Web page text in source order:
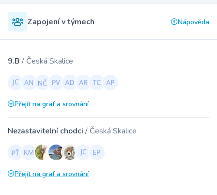
Zapojení v týmech Nápověda
9.B / Česká Skalice
Přejít na graf a srovnání
Nezastavitelní chodci / Česká Skalice
Přejít na graf a srovnání